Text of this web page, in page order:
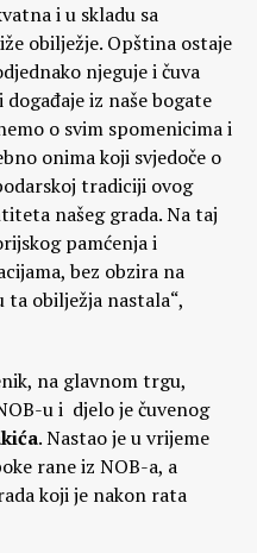
i u skladu sa
obilježje. Opština ostaje
njeguje i čuva
iz naše bogate
o svim spomenicima i
onima koji svjedoče o
tradiciji ovog
našeg grada. Na taj
pamćenja i
bez obzira na
obilježja nastala“,
na glavnom trgu,
u i djelo je čuvenog
. Nastao je u vrijeme
rane iz NOB-a, a
koji je nakon rata